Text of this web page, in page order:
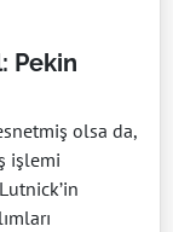
Pekin
olsa da,
işlemi